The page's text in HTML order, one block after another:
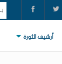
أرشيف الثورة